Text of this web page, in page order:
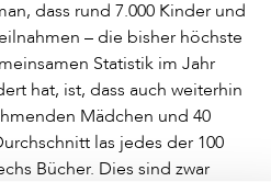
dass rund 7.000 Kinder und
– die bisher höchste
Statistik im Jahr
hat, ist, dass auch weiterhin
Mädchen und 40
las jedes der 100
Bücher. Dies sind zwar